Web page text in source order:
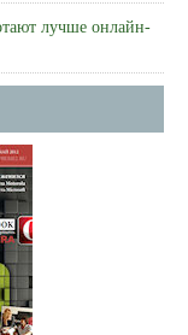
лучше онлайн-